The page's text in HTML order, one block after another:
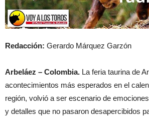
Redacción: Gerardo Márquez Garzón
Arbeláez – Colombia. La feria taurina de
acontecimientos más esperados en el
región, volvió a ser escenario de
y detalles que no pasaron desapercibidos